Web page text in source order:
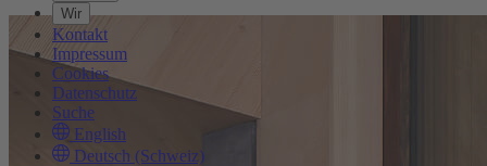
Wir
Kontakt
Impressum
Cookies
Datenschutz
Suche
English
Deutsch (Schweiz)